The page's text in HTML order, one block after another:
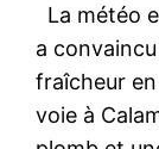
La météo
a
fraîcheur
voie à